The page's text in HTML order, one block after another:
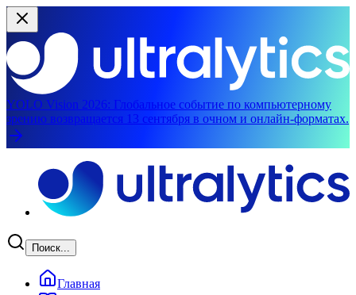
YOLO Vision 2026: Глобальное событие по компьютерному
зрению возвращается 13 сентября в очном и онлайн-форматах.
Поиск...
Главная